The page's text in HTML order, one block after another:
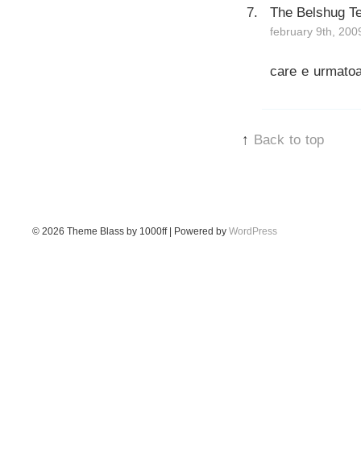
The Belshug
february 9th,
care e
↑ Back to top
© 2026 Theme Blass by 1000ff | Powered by WordPress